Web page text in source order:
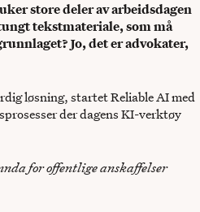
store deler av arbeidsdagen
tekstmateriale, som må
Jo, det er advokater,
løsning, startet Reliable AI med
der dagens KI-verktøy
for offentlige anskaffelser